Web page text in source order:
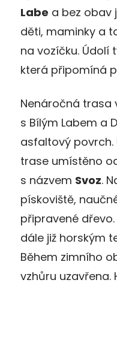
Labe a bez obav
děti, maminky a
na vozíčku. Údolí
která připomíná
Nenáročná trasa
s Bílým Labem a
asfaltový povrch.
trase umístěno
s názvem Svoz.
pískoviště,
připravené
dále již horským
Během zimního
vzhůru uzavřena.